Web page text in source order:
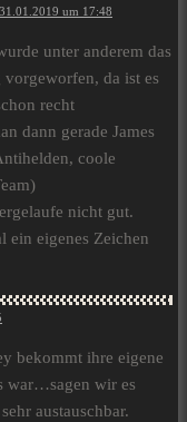
31.01.2019 um 17:48
unter anderem das
da ist es
recht
dann gerade James
coole
nicht gut.
ein eigenes Zeichen
bekommt ihre eigene
war…sagen wir es
austauschbar.